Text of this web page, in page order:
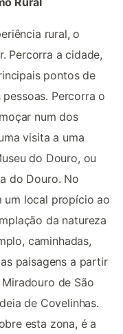
rural, o
Percorra a cidade,
pontos de
Percorra o
num dos
visita a uma
do Douro, ou
do Douro. No
um local propício ao
da natureza
caminhadas,
paisagens a partir
de São
de Covelinhas.
esta zona, é a